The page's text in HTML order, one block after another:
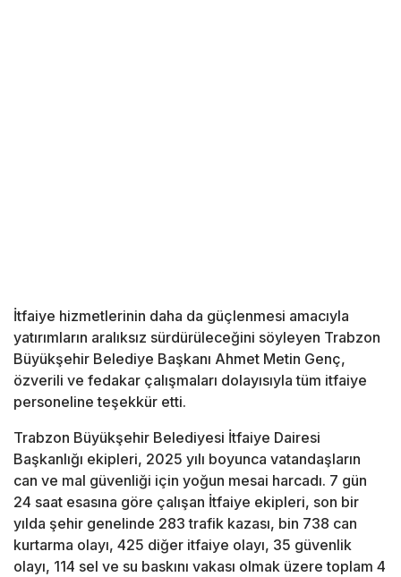
İtfaiye hizmetlerinin daha da güçlenmesi amacıyla
yatırımların aralıksız sürdürüleceğini söyleyen Trabzon
Büyükşehir Belediye Başkanı Ahmet Metin Genç,
özverili ve fedakar çalışmaları dolayısıyla tüm itfaiye
personeline teşekkür etti.
Trabzon Büyükşehir Belediyesi İtfaiye Dairesi
Başkanlığı ekipleri, 2025 yılı boyunca vatandaşların
can ve mal güvenliği için yoğun mesai harcadı. 7 gün
24 saat esasına göre çalışan İtfaiye ekipleri, son bir
yılda şehir genelinde 283 trafik kazası, bin 738 can
kurtarma olayı, 425 diğer itfaiye olayı, 35 güvenlik
olayı, 114 sel ve su baskını vakası olmak üzere toplam 4